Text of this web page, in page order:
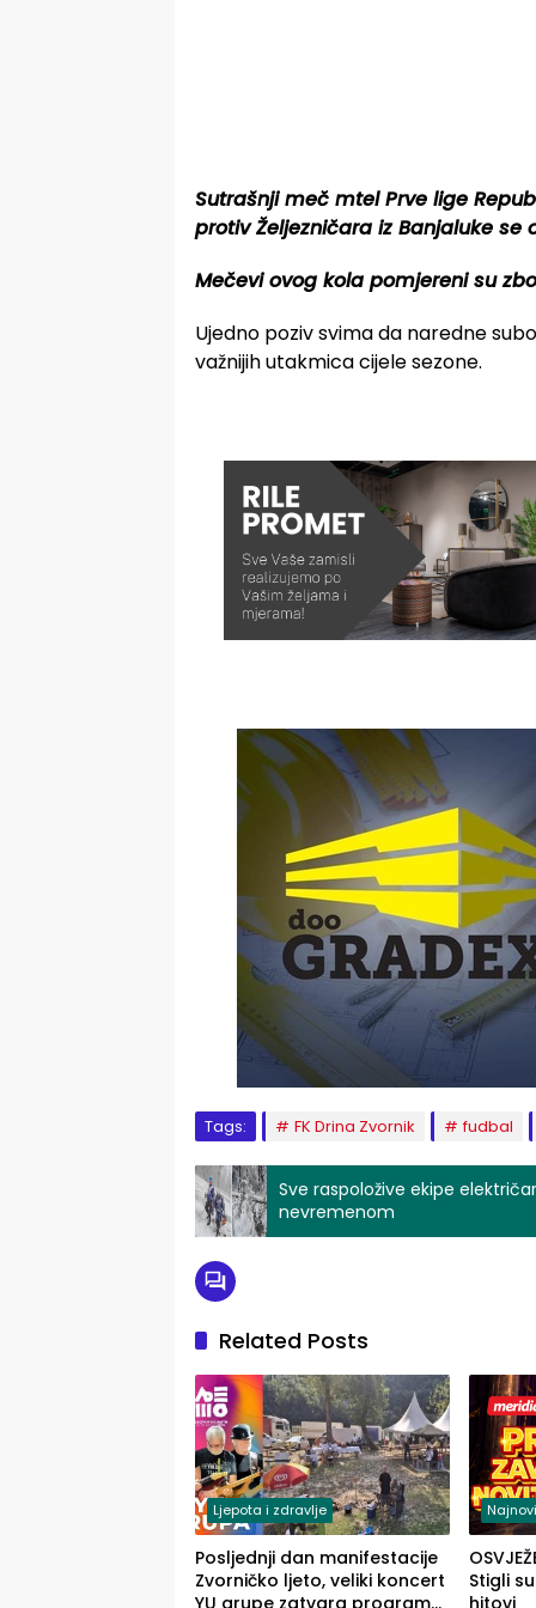
Sutrašnji meč mtel Prve lige
protiv Željezničara iz Banjaluke
Mečevi ovog kola pomjereni su
Ujedno poziv svima da naredne
važnijih utakmica cijele sezone.
Tags: FK Drina Zvornik fudbal
Sve raspoložive ekipe
nevremenom
Related Posts
Ljepota i zdravlje
Posljednji dan manifestacije
Zvorničko ljeto, veliki koncert
Stigli